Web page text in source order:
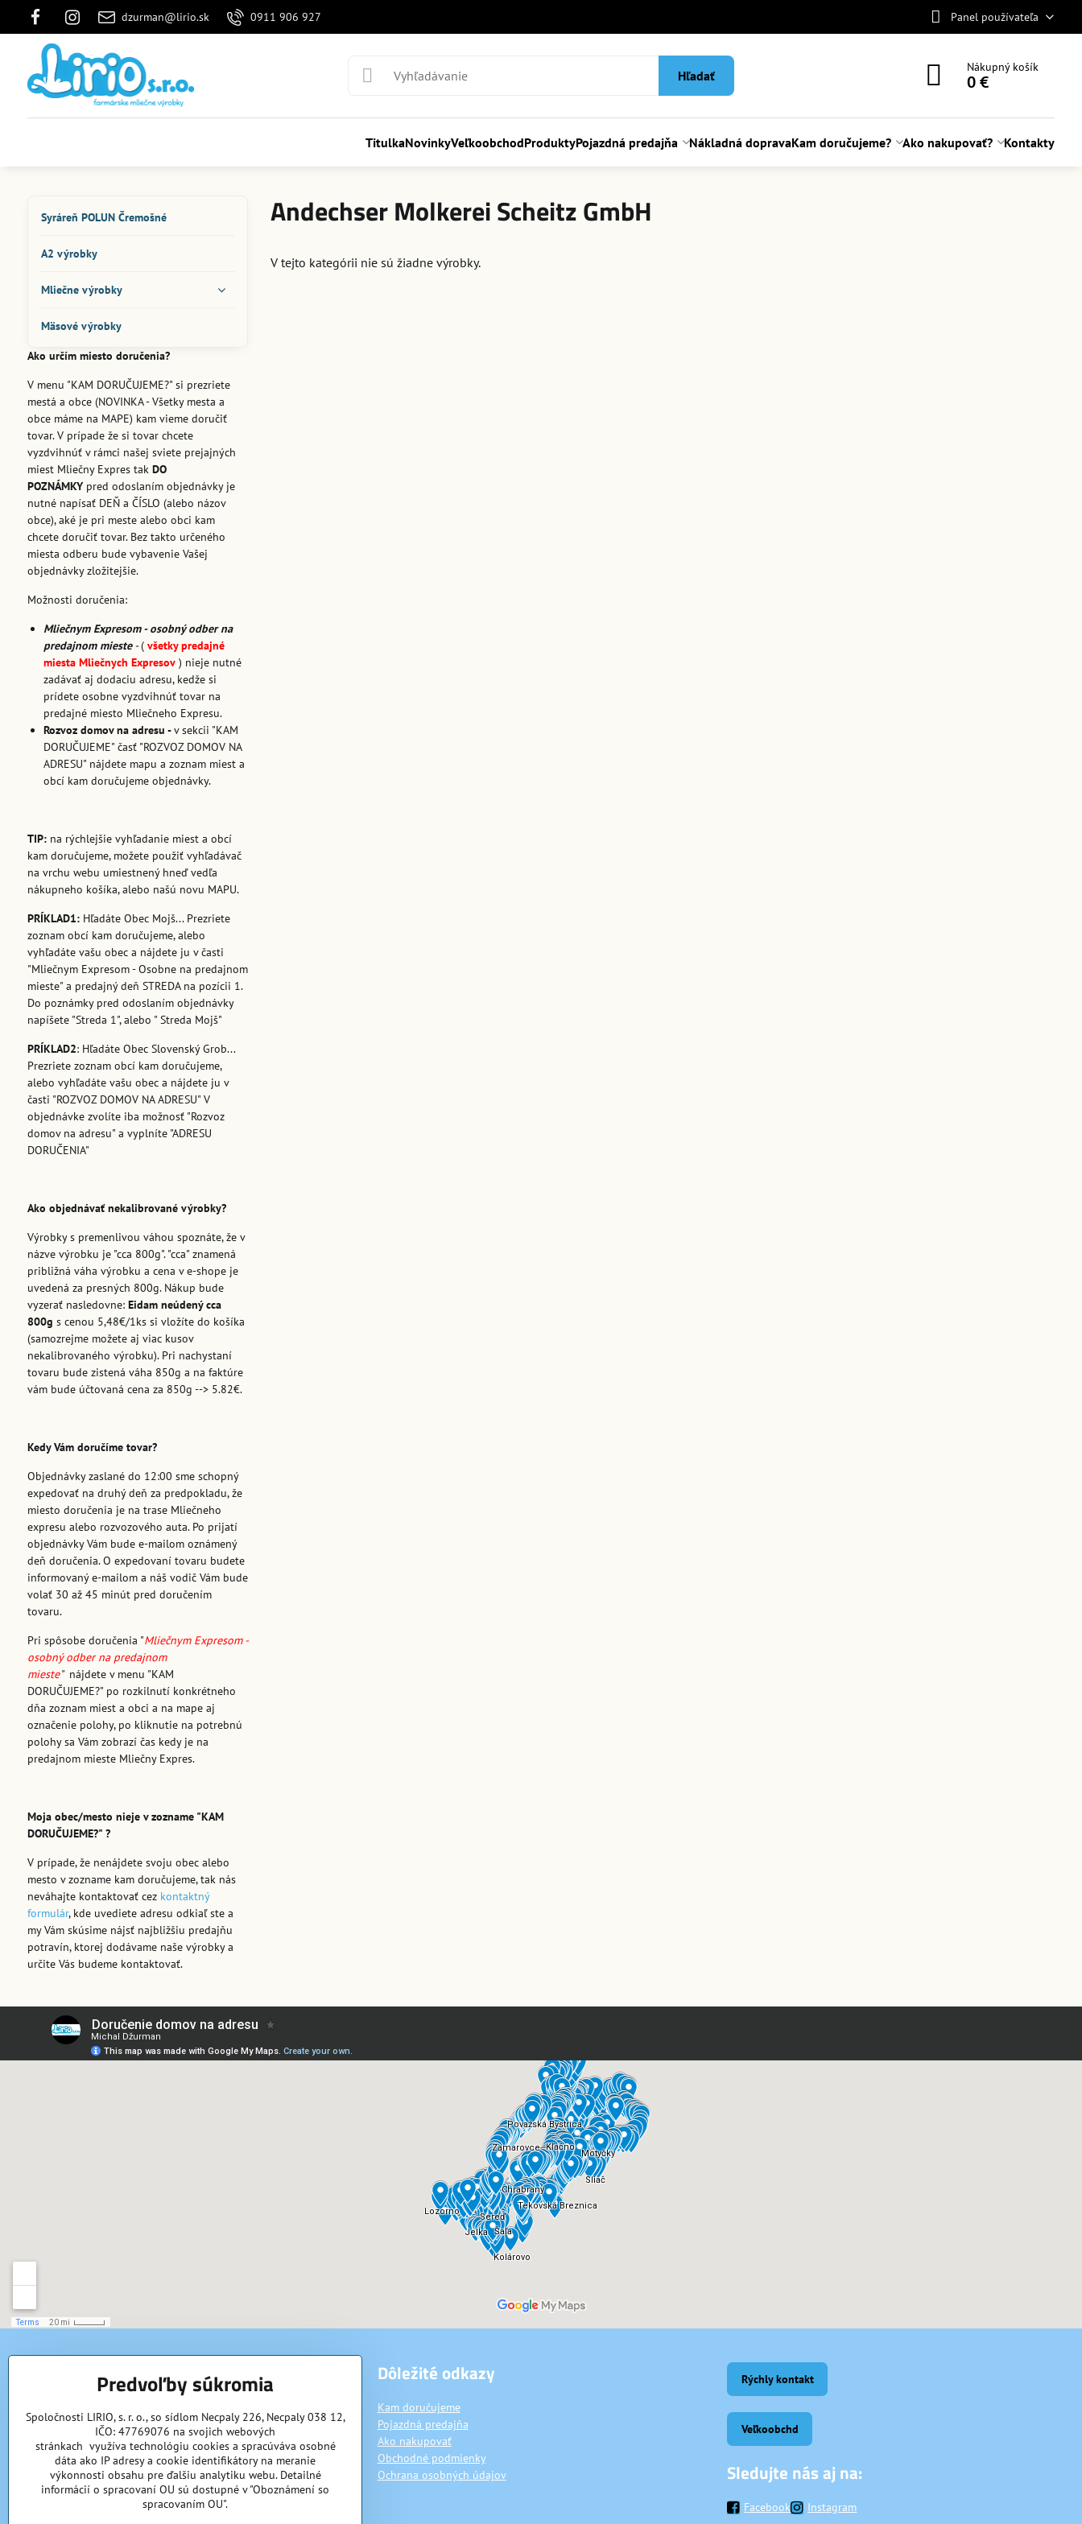
dzurman@lirio.sk 0911 906 927 Panel používateľa
Hľadať
Nákupný košík
0 €
TitulkaNovinkyVeľkoobchodProduktyPojazdná predajňa Nákladná dopravaKam doručujeme? Ako nakupovať? Kontakty
Andechser Molkerei Scheitz GmbH
V tejto kategórii nie sú žiadne výrobky.
Syráreň POLUN Čremošné
A2 výrobky
Mliečne výrobky
Mäsové výrobky
Ako určím miesto doručenia?
V menu "KAM DORUČUJEME?" si prezriete
mestá a obce (NOVINKA - Všetky mesta a
obce máme na MAPE) kam vieme doručiť
tovar. V prípade že si tovar chcete
vyzdvihnúť v rámci našej sviete prejajných
miest Mliečny Expres tak DO
POZNÁMKYpred odoslaním objednávky je
nutné napísať DEŇ a ČÍSLO (alebo názov
obce), aké je pri meste alebo obci kam
chcete doručiť tovar. Bez takto určeného
miesta odberu bude vybavenie Vašej
objednávky zložitejšie.
Možnosti doručenia:
Mliečnym Expresom - osobný odber na
predajnom mieste-( všetky predajné
miesta Mliečnych Expresov ) nieje nutné
zadávať aj dodaciu adresu, kedže si
prídete osobne vyzdvihnúť tovar na
predajné miesto Mliečneho Expresu.
Rozvoz domov na adresu -v sekcii "KAM
DORUČUJEME" časť "ROZVOZ DOMOV NA
ADRESU" nájdete mapu a zoznam miest a
obcí kam doručujeme objednávky.
TIP:na rýchlejšie vyhľadanie miest a obcí
kam doručujeme, možete použiť vyhľadávač
na vrchu webu umiestnený hneď vedľa
nákupneho košíka, alebo našú novu MAPU.
PRÍKLAD1:Hľadáte Obec Mojš... Prezriete
zoznam obcí kam doručujeme, alebo
vyhľadáte vašu obec a nájdete ju v časti
"Mliečnym Expresom - Osobne na predajnom
mieste" a predajný deň STREDA na pozícii 1.
Do poznámky pred odoslaním objednávky
napíšete "Streda 1", alebo " Streda Mojš"
PRÍKLAD2: Hľadáte Obec Slovenský Grob...
Prezriete zoznam obcí kam doručujeme,
alebo vyhľadáte vašu obec a nájdete ju v
časti "ROZVOZ DOMOV NA ADRESU" V
objednávke zvolíte iba možnosť "Rozvoz
domov na adresu" a vyplníte "ADRESU
DORUČENIA"
Ako objednávať nekalibrované výrobky?
Výrobky s premenlivou váhou spoznáte, že v
názve výrobku je "cca 800g". "cca" znamená
približná váha výrobku a cena v e-shope je
uvedená za presných 800g. Nákup bude
vyzerať nasledovne: Eidam neúdený cca
800g s cenou 5,48€/1ks si vložíte do košíka
(samozrejme možete aj viac kusov
nekalibrovaného výrobku). Pri nachystaní
tovaru bude zistená váha 850g a na faktúre
vám bude účtovaná cena za 850g --> 5.82€.
Kedy Vám doručíme tovar?
Objednávky zaslané do 12:00 sme schopný
expedovať na druhý deň za predpokladu, že
miesto doručenia je na trase Mliečneho
expresu alebo rozvozového auta. Po prijatí
objednávky Vám bude e-mailom oznámený
deň doručenia. O expedovaní tovaru budete
informovaný e-mailom a náš vodič Vám bude
volať 30 až 45 minút pred doručením
tovaru.
Pri spôsobe doručenia "Mliečnym Expresom -
osobný odber na predajnom
mieste" nájdete v menu "KAM
DORUČUJEME?" po rozkilnutí konkrétneho
dňa zoznam miest a obci a na mape aj
označenie polohy, po kliknutie na potrebnú
polohy sa Vám zobrazí čas kedy je na
predajnom mieste Mliečny Expres.
Moja obec/mesto nieje v zozname "KAM
DORUČUJEME?" ?
V prípade, že nenájdete svoju obec alebo
mesto v zozname kam doručujeme, tak nás
neváhajte kontaktovať cez kontaktný
formulár, kde uvediete adresu odkiaľ ste a
my Vám skúsime nájsť najbližšiu predajňu
potravín, ktorej dodávame naše výrobky a
určite Vás budeme kontaktovať.
KONTAKTY
Necpaly 226
038 12 Necpaly
IČO: 47769076
Vedúci prevádzky
Michal Džurman
Dôležité odkazy
Kam doručujeme
Pojazdná predajňa
Ako nakupovať
Obchodné podmienky
Ochrana osobných údajov
Rýchly kontakt
Veľkoobchd
Sledujte nás aj na:
Facebook Instagram
Predvoľby súkromia
Spoločnosti LIRIO, s. r. o., so sídlom Necpaly 226, Necpaly 038 12,
IČO: 47769076 na svojich webových
stránkach využíva technológiu cookies a spracúváva osobné
dáta ako IP adresy a cookie identifikátory na meranie
výkonnosti obsahu pre ďalšiu analytiku webu. Detailné
informácií o spracovaní OU sú dostupné v "Oboznámení so
spracovaním OU".